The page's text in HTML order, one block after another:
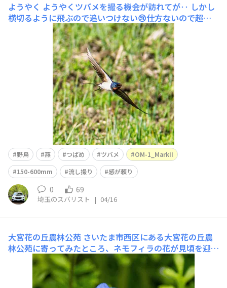
ようやく ようやくツバメを撮る機会が訪れて​が‥ しかし​
横切るように飛ぶので追いつけない😢​仕方ないので超望
遠ズームのワイド端（300mm相当の画角なのでこれでも
厳しい）で追いかけて、行けそうだったらレンズを振りな
がらズーミングして撮ってみました。結果は、惨敗😭遠
くにいる時でないと動きが速すぎてファインダー
野鳥 燕 つばめ ツバメ
OM-1_MarkII
150-600mm
流し撮り 感が頼り
0 69
埼玉のスバリスト | 04/16
大宮花の丘農林公苑 さいたま市西区にある大宮花の丘農
林公苑に寄ってみたところ、ネモフィラの花が見頃を迎え
ていました。​大宮花の丘農林公苑​https://www.city.saita
ma.lg.jp/004/001/003/001/p005662.htmlネモフィラの花
太陽光の当たり方で発色が変わりますが、花自体の色に